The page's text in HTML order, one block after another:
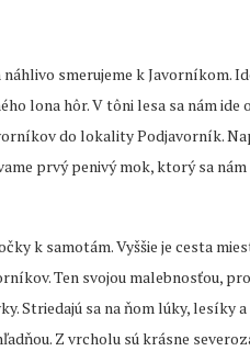
smerujeme k Javorníkom.
lona hôr. V tôni lesa sa nám ide
do lokality Podjavorník.
prvý penivý mok, ktorý sa
k samotám. Vyššie je cesta
Ten svojou malebnosťou,
Striedajú sa na ňom lúky, lesíky
Z vrcholu sú krásne